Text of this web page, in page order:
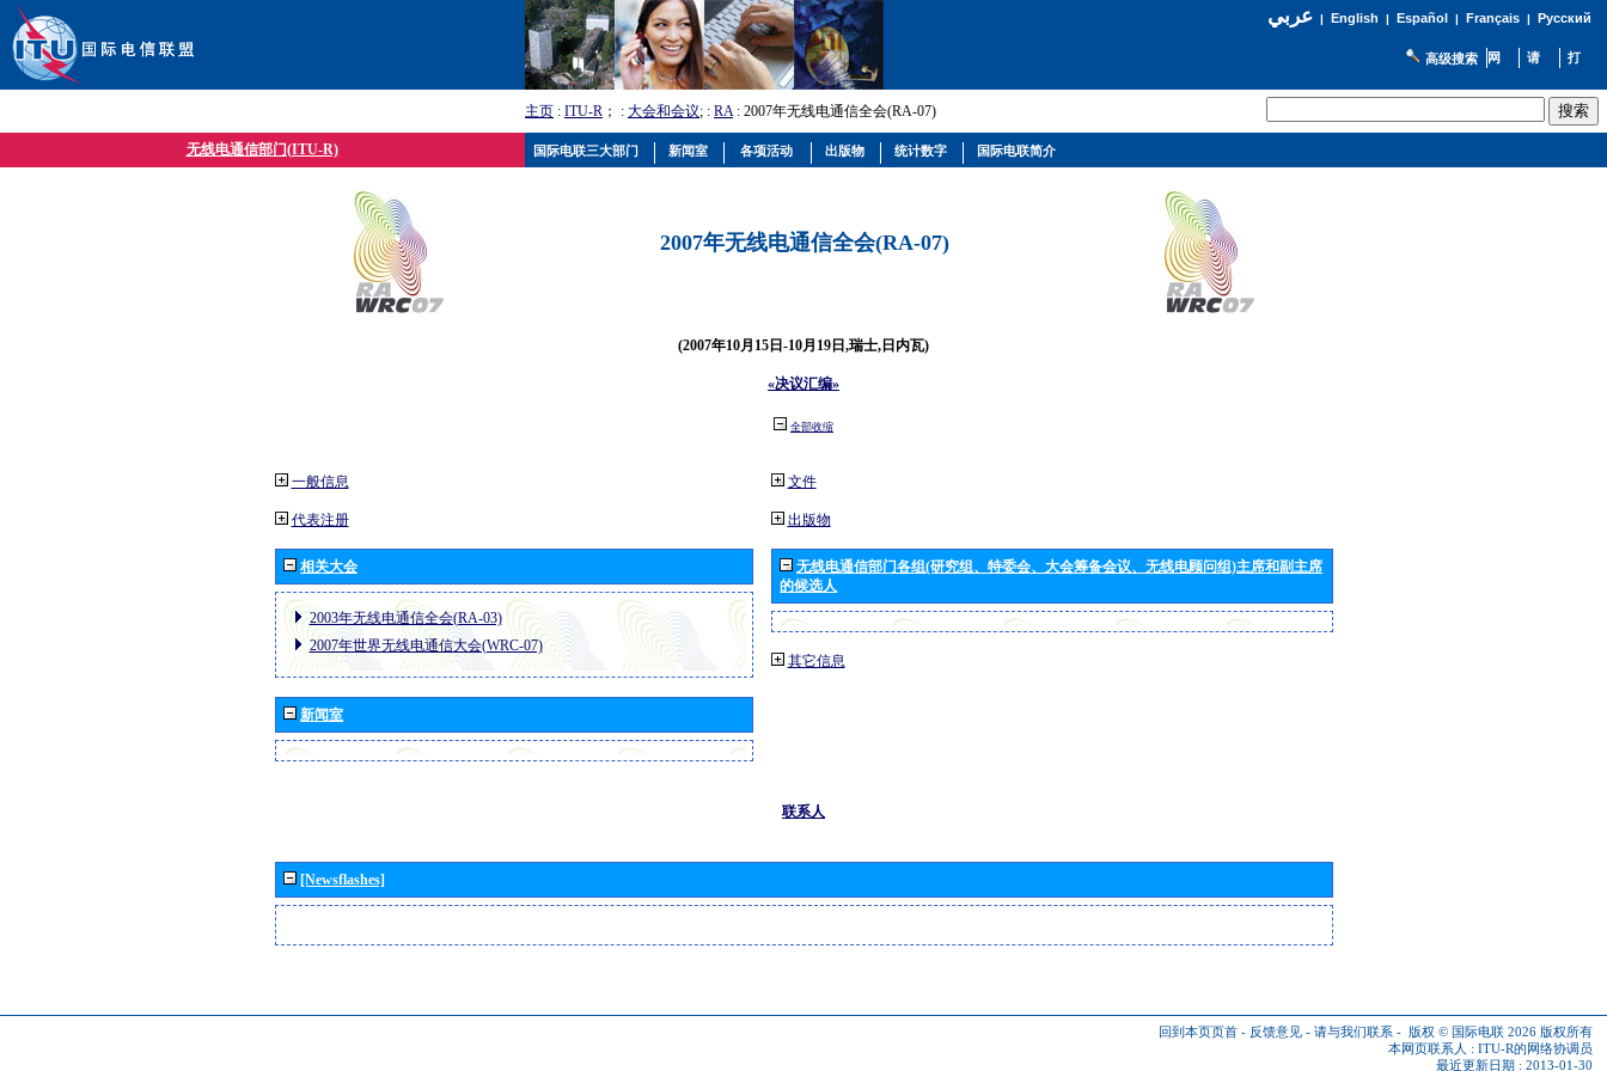
عربي| English | Español | Français| Русский
高级搜索
主页 : ITU-R ； : 大会和会议; : RA: 2007年无线电通信全会(RA-07)
无线电通信部门(ITU-R)
2007年无线电通信全会(RA-07)
(2007年10月15日-10月19日,瑞士,日内瓦)
«决议汇编»
全部收缩
一般信息
代表注册
相关大会
2003年无线电通信全会(RA-03)
2007年世界无线电通信大会(WRC-07)
新闻室
文件
出版物
无线电通信部门各组(研究组、特委会、大会筹备会议、无线电顾问组)主席和副主席
的候选人
其它信息
联系人
[Newsflashes]
回到本页页首 - 反馈意见 - 请与我们联系 - 版权 © 国际电联 2026 版权所有
本网页联系人 : ITU-R的网络协调员
最近更新日期 : 2013-01-30
国际电联三大部门 新闻室 各项活动 出版物 统计数字 国际电联简介